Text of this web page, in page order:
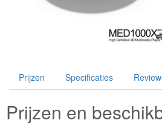
Prijzen Specificaties
Prijzen en